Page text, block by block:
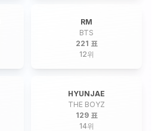
RM
BTS
221 표
12위
HYUNJAE
THE BOYZ
129 표
14위